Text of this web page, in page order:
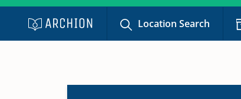
Location Search